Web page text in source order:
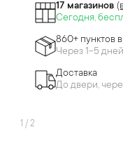
1 / 2
17 магазинов
Сегодня,
860+ пунктов
Через 1-5 дней
Доставка
До двери,